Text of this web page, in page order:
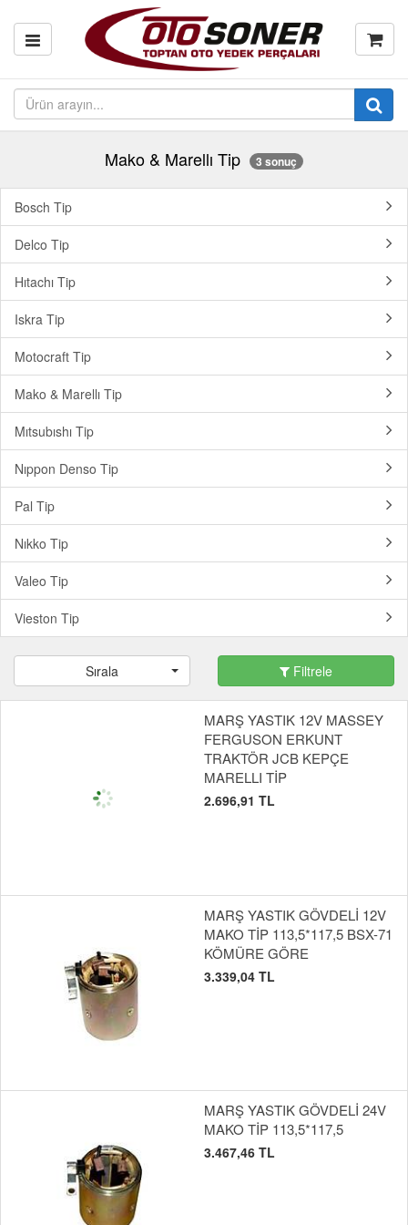
Mako & Marellı Tip 3 sonuç
Bosch Tip
Delco Tip
Hıtachı Tip
Iskra Tip
Motocraft Tip
Mako & Marellı Tip
Mıtsubıshı Tip
Nıppon Denso Tip
Pal Tip
Nıkko Tip
Valeo Tip
Vieston Tip
Sırala Filtrele
MARŞ YASTIK 12V MASSEY
FERGUSON ERKUNT
TRAKTÖR JCB KEPÇE
MARELLI TİP
2.696,91 TL
MARŞ YASTIK GÖVDELİ 12V
MAKO TİP 113,5*117,5 BSX-71
KÖMÜRE GÖRE
3.339,04 TL
MARŞ YASTIK GÖVDELİ 24V
MAKO TİP 113,5*117,5
3.467,46 TL